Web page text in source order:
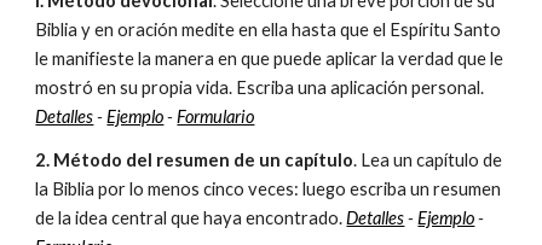
Biblia y en oración medite en ella hasta que el Espíritu Santo
le manifieste la manera en que puede aplicar la verdad que le
mostró en su propia vida. Escriba una aplicación personal.
Detalles-Ejemplo-Formulario
2. Método del resumen de un capítulo. Lea un capítulo de
la Biblia por lo menos cinco veces: luego escriba un resumen
de la idea central que haya encontrado.Detalles-Ejemplo-